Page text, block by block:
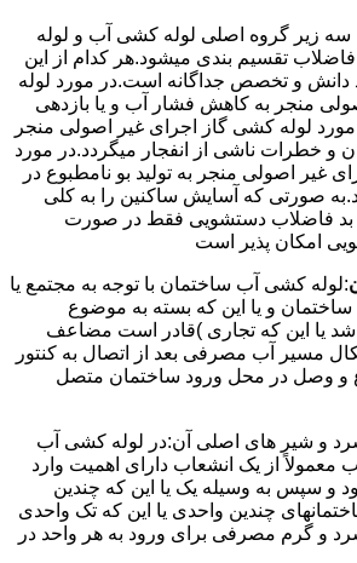
زیر گروه اصلی لوله کشی آب و لوله
تقسیم بندی میشود.هر کدام از این
دانش و تخصص جداگانه است.در مورد لوله
منجر به کاهش فشار آب و یا بازدهی
لوله کشی گاز اجرای غیر اصولی منجر
و خطرات ناشی از انفجار میگردد.در مورد
غیر اصولی منجر به تولید بو نامطبوع در
صورتی که آسایش ساکنین را به کلی
بد فاضلاب دستشویی فقط در صورت
امکان پذیر است
:لوله کشی آب ساختمان با توجه به مجتمع یا
و یا این که بسته به موضوع
یا این که تجاری )قادر است مضاعف
مسیر آب مصرفی بعد از اتصال به کنتور
و وصل در محل ورود ساختمان متصل
و شیر های اصلی آن:در لوله کشی آب
از یک انشعاب دارای اهمیت وارد
و سپس به وسیله یک یا این که چندین
چندین واحدی یا این که تک واحدی
و گرم مصرفی برای ورود به هر واحد در